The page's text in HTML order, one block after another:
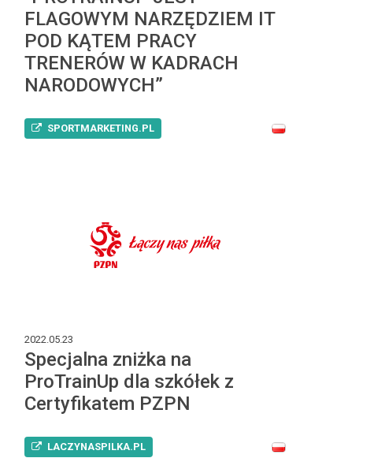
FLAGOWYM NARZĘDZIEM IT
POD KĄTEM PRACY
TRENERÓW W KADRACH
NARODOWYCH”
SPORTMARKETING.PL
2022.05.23
Specjalna zniżka na
ProTrainUp dla szkółek z
Certyfikatem PZPN
LACZYNASPILKA.PL